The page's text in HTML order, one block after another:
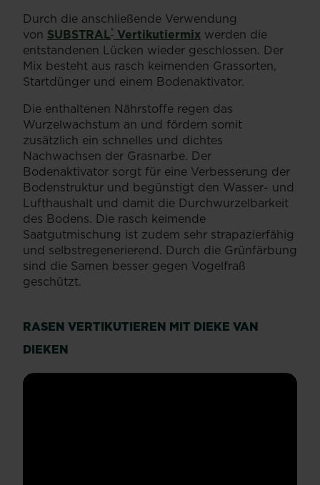
Durch die anschließende Verwendung
von SUBSTRAL® Vertikutiermix werden die
entstandenen Lücken wieder geschlossen. Der
Mix besteht aus rasch keimenden Grassorten,
Startdünger und einem Bodenaktivator.
Die enthaltenen Nährstoffe regen das
Wurzelwachstum an und fördern somit
zusätzlich ein schnelles und dichtes
Nachwachsen der Grasnarbe. Der
Bodenaktivator sorgt für eine Verbesserung der
Bodenstruktur und begünstigt den Wasser- und
Lufthaushalt und damit die Durchwurzelbarkeit
des Bodens. Die rasch keimende
Saatgutmischung ist zudem sehr strapazierfähig
und selbstregenerierend. Durch die Grünfärbung
sind die Samen besser gegen Vogelfraß
geschützt.
RASEN VERTIKUTIEREN MIT DIEKE VAN
DIEKEN